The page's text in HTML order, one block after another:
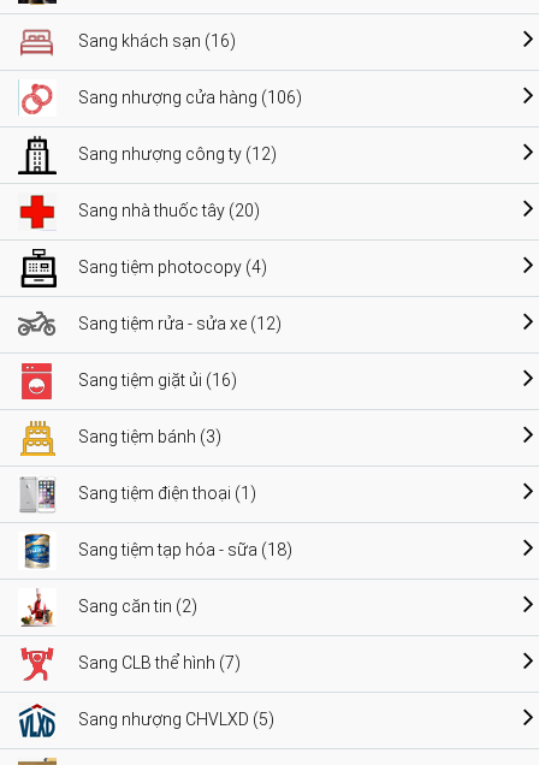
Sang khách sạn (16)
Sang nhượng cửa hàng (106)
Sang nhượng công ty (12)
Sang nhà thuốc tây (20)
Sang tiệm photocopy (4)
Sang tiệm rửa - sửa xe (12)
Sang tiệm giặt ủi (16)
Sang tiệm bánh (3)
Sang tiệm điện thoại (1)
Sang tiệm tạp hóa - sữa (18)
Sang căn tin (2)
Sang CLB thể hình (7)
Sang nhượng CHVLXD (5)